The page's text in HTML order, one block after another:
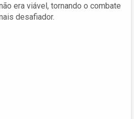
era viável, tornando o combate
desafiador.